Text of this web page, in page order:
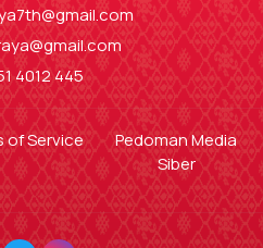
4012 445
of Service
Pedoman Media
Siber